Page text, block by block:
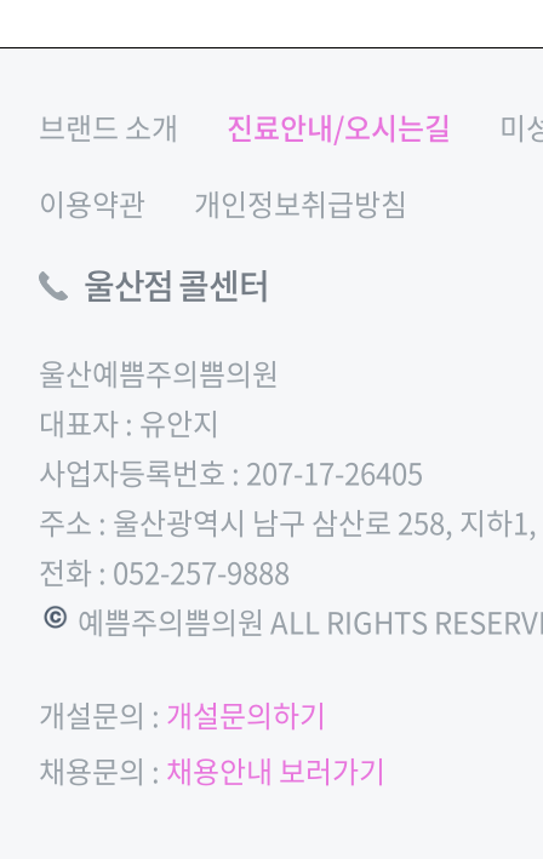
브랜드 소개 진료안내/오시는길
미
이용약관
개인정보취급방침
울산점 콜센터
울산예쁨주의쁨의원
대표자 : 유안지
사업자등록번호 : 207-17-26405
주소 : 울산광역시 남구 삼산로 258, 지하
전화 : 052-257-9888
© 예쁨주의쁨의원 ALL RIGHTS
개설문의 : 개설문의하기
채용문의 : 채용안내 보러가기